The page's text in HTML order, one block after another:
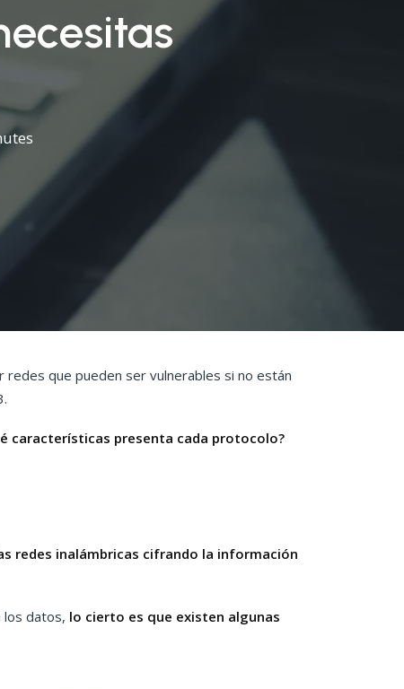
que pueden ser vulnerables si no están
características presenta cada protocolo?
redes inalámbricas cifrando la información
los datos, lo cierto es que existen algunas